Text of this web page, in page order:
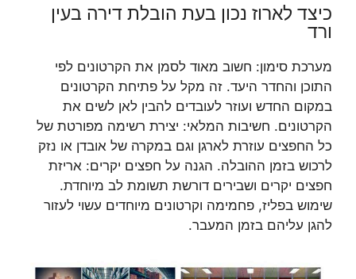
כיצד לארוז נכון בעת הובלת דירה בעין
ורד
מערכת סימון: חשוב מאוד לסמן את הקרטונים לפי
התוכן והחדר היעד. זה מקל על פתיחת הקרטונים
במקום החדש ועוזר לעובדים להבין לאן לשים את
הקרטונים. חשיבות המלאי: יצירת רשימה מפורטת של
כל החפצים עוזרת לארגן וגם במקרה של אובדן או נזק
לרכוש בזמן ההובלה. הגנה על חפצים יקרים: אריזת
חפצים יקרים ושבירים דורשת תשומת לב מיוחדת.
שימוש בפליז, פחמימה וקרטונים מיוחדים עשוי לעזור
להגן עליהם בזמן המעבר.